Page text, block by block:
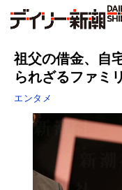
祖父の借金、
られざるファミ
エンタメ